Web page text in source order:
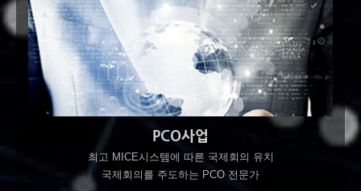
PCO사업
최고 MICE시스템에 따른 국제회의 유치
국제회의를 주도하는 PCO 전문가